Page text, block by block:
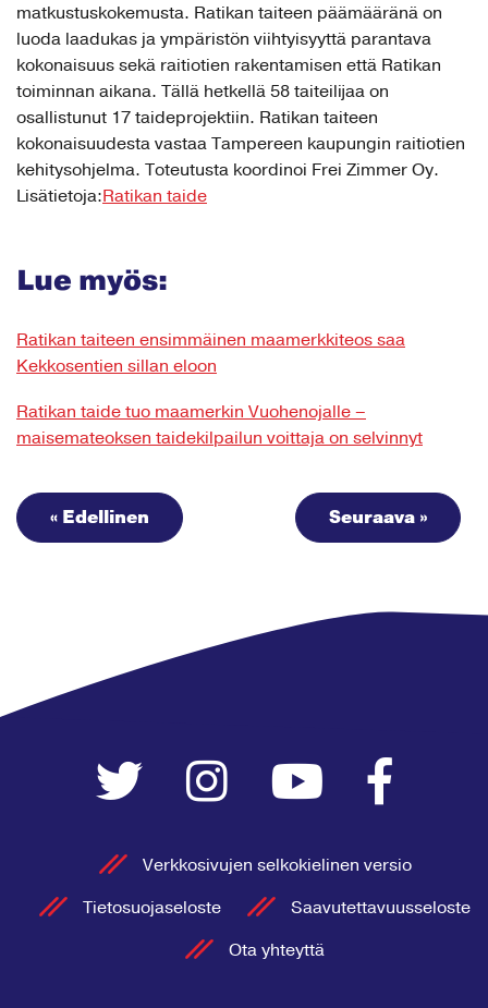
matkustuskokemusta. Ratikan taiteen päämääränä on
luoda laadukas ja ympäristön viihtyisyyttä parantava
kokonaisuus sekä raitiotien rakentamisen että Ratikan
toiminnan aikana. Tällä hetkellä 58 taiteilijaa on
osallistunut 17 taideprojektiin. Ratikan taiteen
kokonaisuudesta vastaa Tampereen kaupungin raitiotien
kehitysohjelma. Toteutusta koordinoi Frei Zimmer Oy.
Lisätietoja:Ratikan taide
Lue myös:
Ratikan taiteen ensimmäinen maamerkkiteos saa
Kekkosentien sillan eloon
Ratikan taide tuo maamerkin Vuohenojalle –
maisemateoksen taidekilpailun voittaja on selvinnyt
Seuraava »
« Edellinen
Verkkosivujen selkokielinen versio
Tietosuojaseloste
Saavutettavuusseloste
Ota yhteyttä